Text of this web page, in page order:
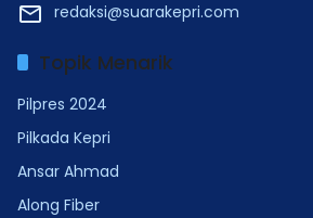
redaksi@suarakepri.com
Topik Menarik
Pilpres 2024
Pilkada Kepri
Ansar Ahmad
Along Fiber